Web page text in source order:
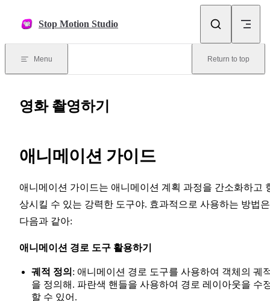
Stop Motion Studio
Menu Return to top
영화 촬영하기
애니메이션 가이드
애니메이션 가이드는 애니메이션 계획 과정을 간소화하고
상시킬 수 있는 강력한 도구야. 효과적으로 사용하는 방법은
다음과 같아:
애니메이션 경로 도구 활용하기
궤적 정의 : 애니메이션 경로 도구를 사용하여 객체의 궤
을 정의해. 파란색 핸들을 사용하여 경로 레이아웃을 수
할 수 있어.